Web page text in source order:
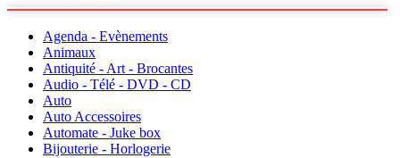
Agenda - Evènements
Animaux
Antiquité - Art - Brocantes
Audio - Télé - DVD - CD
Auto
Auto Accessoires
Automate - Juke box
Bijouterie - Horlogerie